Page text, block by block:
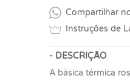
Compartilhar
Instruções de
- DESCRIÇÃO
A básica térmica